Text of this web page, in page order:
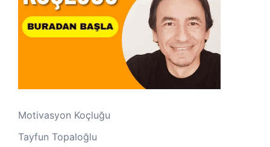
Motivasyon Koçluğu
Tayfun Topaloğlu